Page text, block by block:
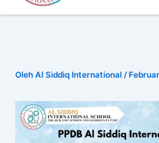
OlehAl Siddiq International/